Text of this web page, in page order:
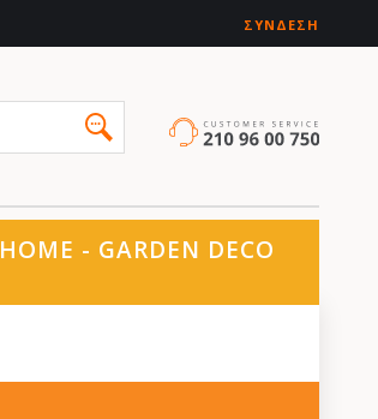
ΣΎΝΔΕΣΗ
HOME - GARDEN DECO